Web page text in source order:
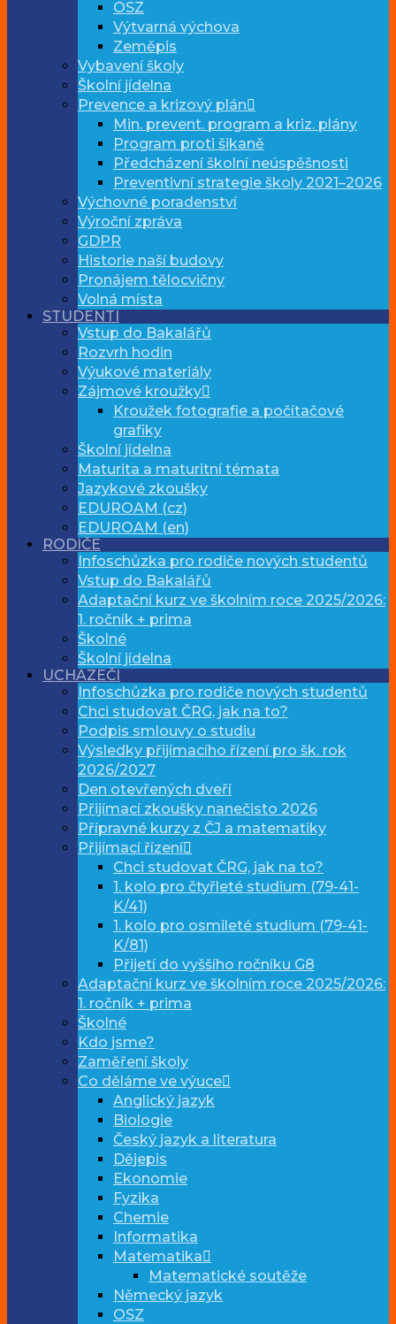
OSZ
Výtvarná výchova
Zeměpis
Vybavení školy
Školní jídelna
Prevence a krizový plán
Min. prevent. program a kriz. plány
Program proti šikaně
Předcházení školní neúspěšnosti
Preventivní strategie školy 2021–2026
Výchovné poradenství
Výroční zpráva
GDPR
Historie naší budovy
Pronájem tělocvičny
Volná místa
STUDENTI
Vstup do Bakalářů
Rozvrh hodin
Výukové materiály
Zájmové kroužky
Kroužek fotografie a počítačové
grafiky
Školní jídelna
Maturita a maturitní témata
Jazykové zkoušky
EDUROAM (cz)
EDUROAM (en)
RODIČE
Infoschůzka pro rodiče nových studentů
Vstup do Bakalářů
Adaptační kurz ve školním roce 2025/2026:
1. ročník + prima
Školné
Školní jídelna
UCHAZEČI
Infoschůzka pro rodiče nových studentů
Chci studovat ČRG, jak na to?
Podpis smlouvy o studiu
Výsledky přijímacího řízení pro šk. rok
2026/2027
Den otevřených dveří
Přijímací zkoušky nanečisto 2026
Přípravné kurzy z ČJ a matematiky
Přijímací řízení
Chci studovat ČRG, jak na to?
1. kolo pro čtyřleté studium (79-41-
K/41)
1. kolo pro osmileté studium (79-41-
K/81)
Přijetí do vyššího ročníku G8
Adaptační kurz ve školním roce 2025/2026:
1. ročník + prima
Školné
Kdo jsme?
Zaměření školy
Co děláme ve výuce
Anglický jazyk
Biologie
Český jazyk a literatura
Dějepis
Ekonomie
Fyzika
Chemie
Informatika
Matematika
Matematické soutěže
Německý jazyk
OSZ